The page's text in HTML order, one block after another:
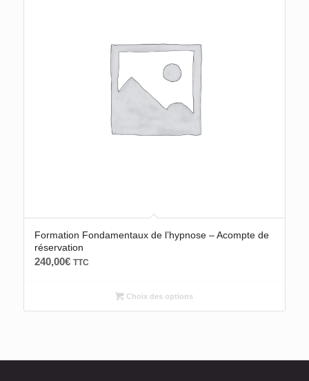
Formation Fondamentaux de l’hypnose – Acompte de
réservation
240,00€ TTC
Choix des options